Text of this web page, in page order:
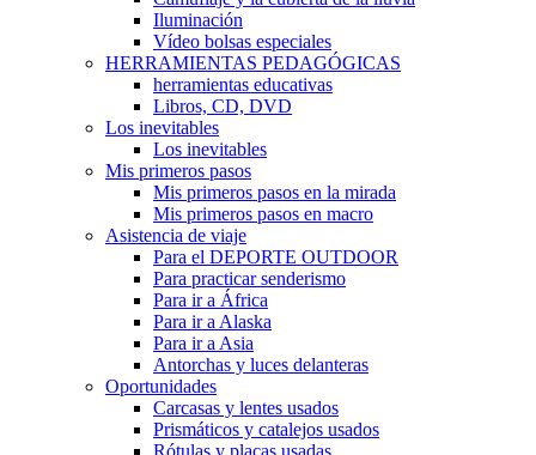
Iluminación
Vídeo bolsas especiales
HERRAMIENTAS PEDAGÓGICAS
herramientas educativas
Libros, CD, DVD
Los inevitables
Los inevitables
Mis primeros pasos
Mis primeros pasos en la mirada
Mis primeros pasos en macro
Asistencia de viaje
Para el DEPORTE OUTDOOR
Para practicar senderismo
Para ir a África
Para ir a Alaska
Para ir a Asia
Antorchas y luces delanteras
Oportunidades
Carcasas y lentes usados
Prismáticos y catalejos usados
Rótulas y placas usadas